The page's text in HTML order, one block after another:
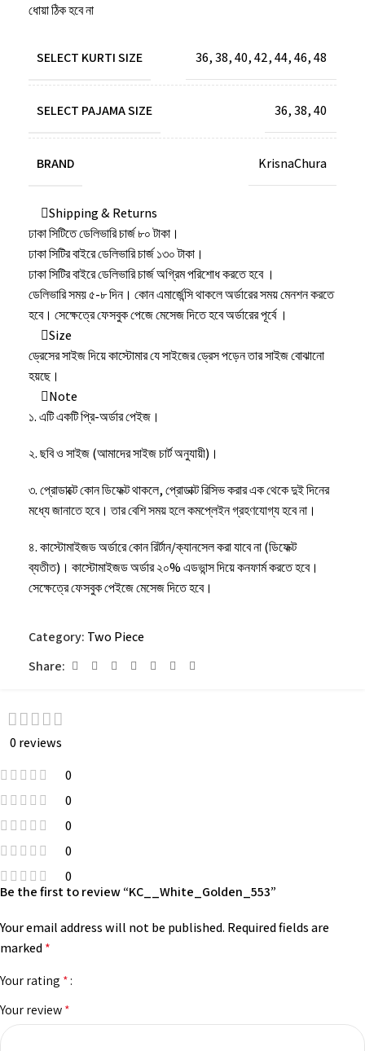
ধোয়া ঠিক হবে না
SELECT KURTI SIZE 36,38,40,42,44,46,48
SELECT PAJAMA SIZE 36,38,40
BRAND KrisnaChura
Shipping & Returns
ঢাকা সিটিতে ডেলিভারি চার্জ ৮০ টাকা।
ঢাকা সিটির বাইরে ডেলিভারি চার্জ ১৩০ টাকা।
ঢাকা সিটির বাইরে ডেলিভারি চার্জ অগ্রিম পরিশোধ করতে হবে ।
ডেলিভারি সময় ৫-৮ দিন। কোন এমার্জেন্সি থাকলে অর্ডারের সময় মেনশন করতে
হবে। সেক্ষেত্রে ফেসবুক পেজে মেসেজ দিতে হবে অর্ডারের পূর্বে ।
Size
ড্রেসের সাইজ দিয়ে কাস্টোমার যে সাইজের ড্রেস পড়েন তার সাইজ বোঝানো
হয়ছে।
Note
১. এটি একটি প্রি-অর্ডার পেইজ।
২. ছবি ও সাইজ (আমাদের সাইজ চার্ট অনুযায়ী)।
৩. প্রোডাক্টে কোন ডিফেক্ট থাকলে, প্রোডাক্ট রিসিভ করার এক থেকে দুই দিনের
মধ্যে জানাতে হবে। তার বেশি সময় হলে কমপ্লেইন গ্রহণযোগ্য হবে না।
৪. কাস্টোমাইজড অর্ডারে কোন রির্টান/ক্যানসেল করা যাবে না (ডিফেক্ট
ব্যতীত)। কাস্টোমাইজড অর্ডার ২০% এডভান্স দিয়ে কনফার্ম করতে হবে।
সেক্ষেত্রে ফেসবুক পেইজে মেসেজ দিতে হবে।
হবে।
Category: Two Piece
Share:
0 reviews
0
0
0
0
0
Be the first to review “KC__White_Golden_553”
Your email address will not be published. Required fields are
marked*
Your rating *
Your review*